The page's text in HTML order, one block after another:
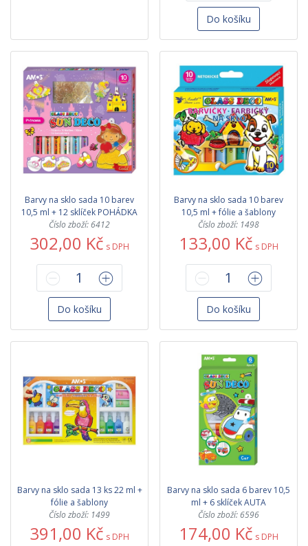
Do košíku
Barvy na sklo sada 10 barev
10,5 ml + 12 sklíček POHÁDKA
Číslo zboží: 6412
302,00 Kč s DPH
Do košíku
Barvy na sklo sada 10 barev
10,5 ml + fólie a šablony
Číslo zboží: 1498
133,00 Kč s DPH
Do košíku
Barvy na sklo sada 13 ks 22 ml +
fólie a šablony
Číslo zboží: 1499
391,00 Kč s DPH
Barvy na sklo sada 6 barev 10,5
ml + 6 sklíček AUTA
Číslo zboží: 6596
174,00 Kč s DPH